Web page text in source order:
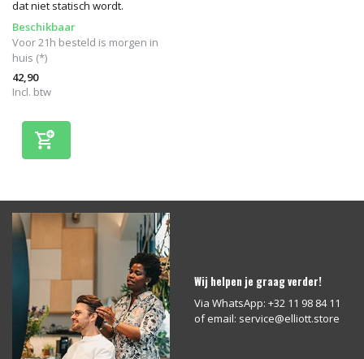
dat niet statisch wordt.
Beschikbaar
Voor 21h besteld is morgen in
huis (*)
42,90
Incl. btw
Wij helpen je graag verder!
Via WhatsApp: +32 11 98 84 11
of email: service@elliott.store